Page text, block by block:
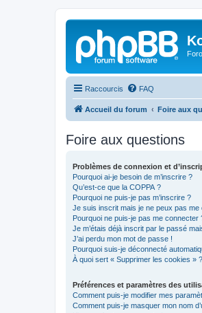
Raccourcis FAQ
Accueil du forum Foire aux
Foire aux questions
Problèmes de connexion et
Pourquoi ai-je besoin de m’inscrire ?
Qu’est-ce que la COPPA ?
Pourquoi ne puis-je pas m’inscrire ?
Je suis inscrit mais je ne peux pas me
Pourquoi ne puis-je pas me connecter
Je m’étais déjà inscrit par le passé
J’ai perdu mon mot de passe !
Pourquoi suis-je déconnecté
À quoi sert « Supprimer les cookies » ?
Préférences et paramètres des
Comment puis-je modifier mes
Comment puis-je masquer mon nom